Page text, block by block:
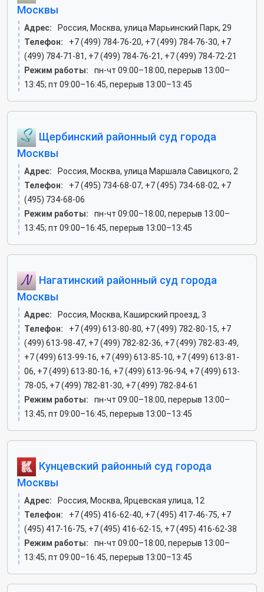
Москвы
Адрес:
Россия, Москва, улица Марьинский Парк, 29
Телефон:
+7 (499) 784-76-20, +7 (499) 784-76-30, +7
(499) 784-71-81, +7 (499) 784-76-21, +7 (499) 784-72-21
Режим работы:
пн-чт 09:00–18:00, перерыв 13:00–
13:45; пт 09:00–16:45, перерыв 13:00–13:45
Щербинский районный суд города
Москвы
Адрес:
Россия, Москва, улица Маршала Савицкого, 2
Телефон:
+7 (495) 734-68-07, +7 (495) 734-68-02, +7
(495) 734-68-06
Режим работы:
пн-чт 09:00–18:00, перерыв 13:00–
13:45; пт 09:00–16:45, перерыв 13:00–13:45
Нагатинский районный суд города
Москвы
Адрес:
Россия, Москва, Каширский проезд, 3
Телефон:
+7 (499) 613-80-80, +7 (499) 782-80-15, +7
(499) 613-98-47, +7 (499) 782-82-36, +7 (499) 782-83-49,
+7 (499) 613-99-16, +7 (499) 613-85-10, +7 (499) 613-81-
06, +7 (499) 613-80-16, +7 (499) 613-96-94, +7 (499) 613-
78-05, +7 (499) 782-81-30, +7 (499) 782-84-61
Режим работы:
пн-чт 09:00–18:00, перерыв 13:00–
13:45; пт 09:00–16:45, перерыв 13:00–13:45
Кунцевский районный суд города
Москвы
Адрес:
Россия, Москва, Ярцевская улица, 12
Телефон:
+7 (495) 416-62-40, +7 (495) 417-46-75, +7
(495) 417-16-75, +7 (495) 416-62-15, +7 (495) 416-62-38
Режим работы:
пн-чт 09:00–18:00, перерыв 13:00–
13:45; пт 09:00–16:45, перерыв 13:00–13:45